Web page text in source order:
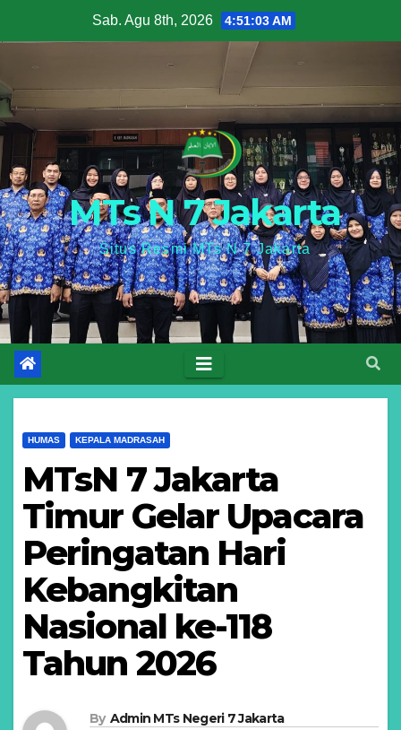
to
Sab. Agu 8th, 2026 4:51:04 AM
MTs N 7 Jakarta
Situs Resmi MTs N 7 Jakarta
HUMAS KEPALA MADRASAH
MTsN 7 Jakarta
Timur Gelar Upacara
Peringatan Hari
Kebangkitan
Nasional ke-118
Tahun 2026
By Admin MTs Negeri 7 Jakarta